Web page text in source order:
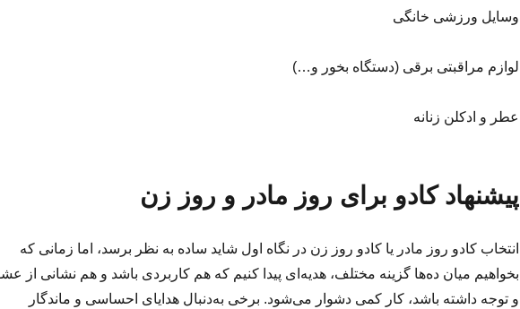
وسایل ورزشی خانگی
لوازم مراقبتی برقی (دستگاه بخور و…)
عطر و ادکلن زنانه
پیشنهاد کادو برای روز مادر و روز زن
انتخاب کادو روز مادر یا کادو روز زن در نگاه اول شاید ساده به نظر برسد، اما زمانی که
بخواهیم میان ده‌ها گزینه مختلف، هدیه‌ای پیدا کنیم که هم کاربردی باشد و هم نشانی از
و توجه داشته باشد، کار کمی دشوار می‌شود. برخی به‌دنبال هدایای احساسی و ماندگار